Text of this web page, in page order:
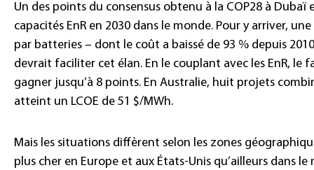
Un des points du consensus obtenu à la COP28 à Dubaï
capacités EnR en 2030 dans le monde. Pour y arriver,
par batteries – dont le coût a baissé de 93 % depuis
devrait faciliter cet élan. En le couplant avec les EnR, le
gagner jusqu’à 8 points. En Australie, huit projets
atteint un LCOE de 51 $/MWh.
Mais les situations diffèrent selon les zones
plus cher en Europe et aux États-Unis qu’ailleurs dans